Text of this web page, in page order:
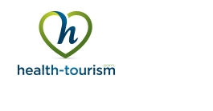
includes